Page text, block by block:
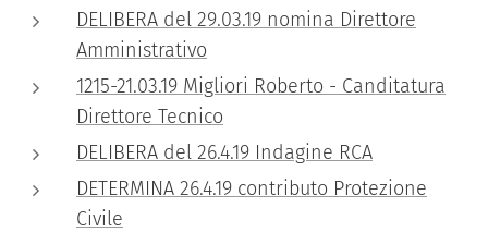
DELIBERA del 29.03.19 nomina Direttore
Amministrativo
1215-21.03.19 Migliori Roberto - Canditatura
Direttore Tecnico
DELIBERA del 26.4.19 Indagine RCA
DETERMINA 26.4.19 contributo Protezione
Civile